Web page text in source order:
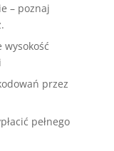
– poznaj
przez
pełnego